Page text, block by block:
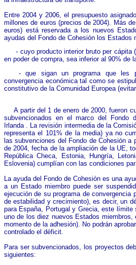
Entre 2004 y 2006, el presupuesto
millones de euros (precios de 2004). Más
euros) está reservada a los nuevos
ayudas del Fondo de Cohesión los Estados
- cuyo producto interior bruto per cápita
en poder de compra, sea inferior al 90% de
- que sigan un programa que les
convergencia económica tal como se
constitutivo de la Comunidad Europea
A partir del 1 de enero de 2000, fueron
subvencionados en el marco del Fondo
Irlanda . La revisión intermedia de la
representa el 101% de la media) ya no
las subvenciones del Fondo de Cohesión
de 2004, fecha de la ampliación de la UE,
República Checa, Estonia, Hungría,
Eslovenia) cumplían con las condiciones
La ayuda del Fondo de Cohesión es una
a un Estado miembro puede ser
ejecución de su programa de convergencia
de estabilidad y crecimiento), es decir, un
para España, Portugal y Grecia, este
uno de los diez nuevos Estados
momento de la adhesión). No podrán
controlado el déficit.
Para ser subvencionados, los proyectos
siguientes: